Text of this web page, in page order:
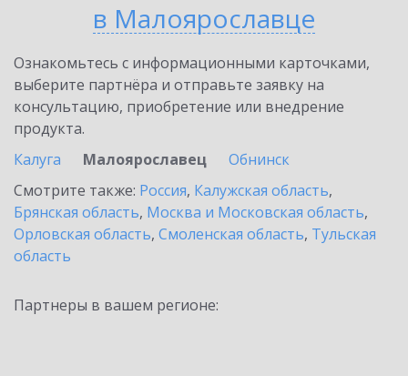
в Малоярославце
Ознакомьтесь с информационными карточками,
выберите партнёра и отправьте заявку на
консультацию, приобретение или внедрение
продукта.
Калуга
Малоярославец
Обнинск
Смотрите также: Россия, Калужская область,
Брянская область, Москва и Московская область,
Орловская область, Смоленская область, Тульская
область
Партнеры в вашем регионе: